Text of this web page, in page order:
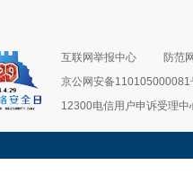
互联网举报中心
防范
京公网安备110105000081
12300电信用户申诉受理中